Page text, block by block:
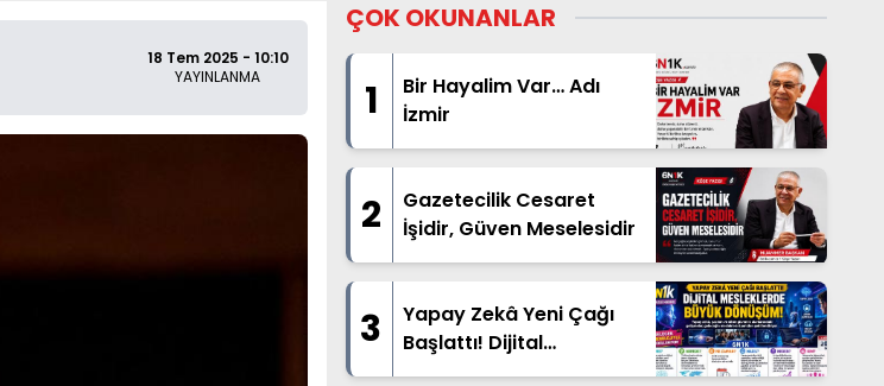
18 Tem 2025 - 10:10
YAYINLANMA
ÇOK OKUNANLAR
1
Bir Hayalim Var… Adı
İzmir
2
Gazetecilik Cesaret
İşidir, Güven Meselesidir
3
Yapay Zekâ Yeni Çağı
Başlattı! Dijital
Mesleklerde Büyük